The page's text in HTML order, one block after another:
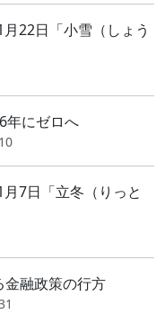
22日「小雪（しょう
年にゼロへ
7日「立冬（りっと
金融政策の行方